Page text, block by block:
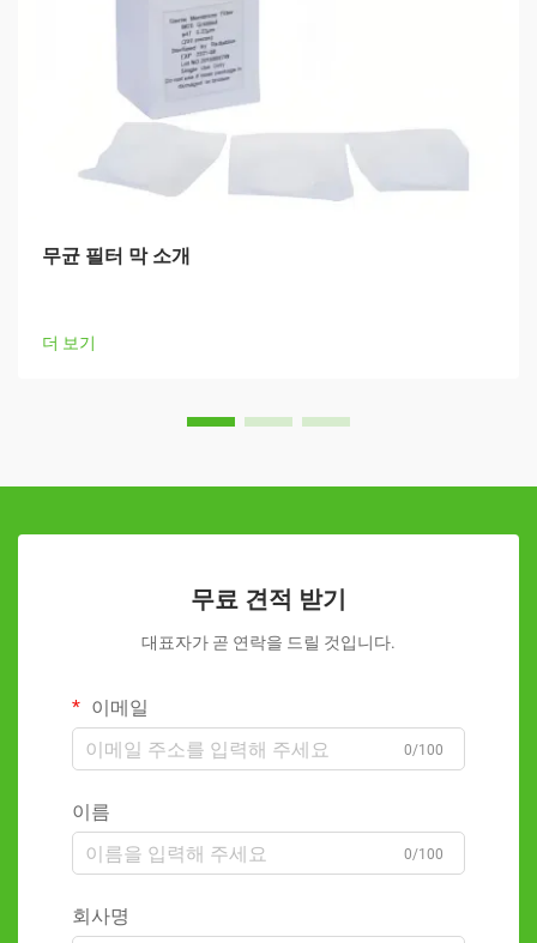
무균 필터 막 소개
더 보기
무료 견적 받기
대표자가 곧 연락을 드릴 것입니다.
이메일
0/100
이름
0/100
회사명